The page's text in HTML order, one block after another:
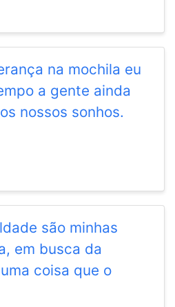
na mochila eu
a gente ainda
nossos sonhos.
são minhas
em busca da
coisa que o